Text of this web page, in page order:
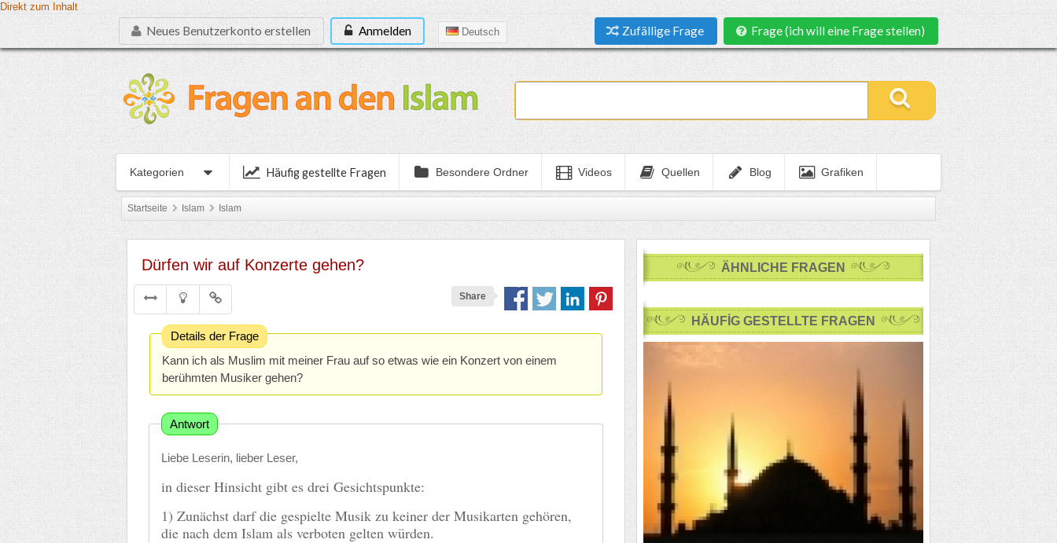
Direkt zum Inhalt
Neues Benutzerkonto erstellen Anmelden Deutsch Zufällige Frage Frage (ich will eine Frage stellen)
Kategorien Häufig gestellte Fragen Besondere Ordner Videos Quellen Blog Grafiken
Startseite Islam Islam
Dürfen wir auf Konzerte gehen?
Share
Details der Frage
Kann ich als Muslim mit meiner Frau auf so etwas wie ein Konzert von einem
berühmten Musiker gehen?
Antwort
Liebe Leserin, lieber Leser,
in dieser Hinsicht gibt es drei Gesichtspunkte:
1) Zunächst darf die gespielte Musik zu keiner der Musikarten gehören,
die nach dem Islam als verboten gelten würden.
ÄHNLICHE FRAGEN
HÄUFİG GESTELLTE FRAGEN